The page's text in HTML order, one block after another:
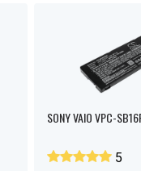
SONY VAIO VPC-
5